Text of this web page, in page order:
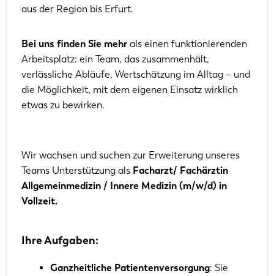
aus der Region bis Erfurt.
Bei uns finden Sie mehr als einen funktionierenden
Arbeitsplatz: ein Team, das zusammenhält,
verlässliche Abläufe, Wertschätzung im Alltag – und
die Möglichkeit, mit dem eigenen Einsatz wirklich
etwas zu bewirken.
Wir wachsen und suchen zur Erweiterung unseres
Teams Unterstützung als Facharzt/ Fachärztin
Allgemeinmedizin / Innere Medizin (m/w/d) in
Vollzeit.
Ihre Aufgaben:
Ganzheitliche Patientenversorgung: Sie